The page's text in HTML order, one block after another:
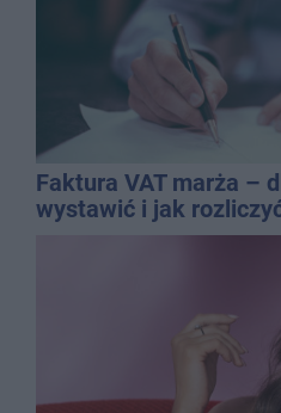
Faktura VAT marża –
wystawić i jak